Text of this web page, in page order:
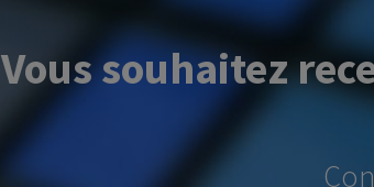
Vous souhaitez